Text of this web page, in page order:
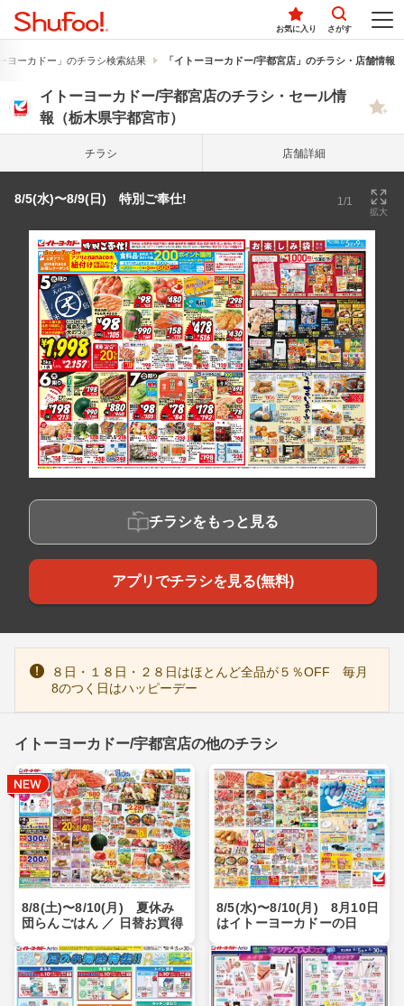
お気に入り さがす
ヨーカドー」のチラシ検索結果 「イトーヨーカドー/宇都宮店」のチラシ・店舗情報
イトーヨーカドー/宇都宮店のチラシ・セール情
報（栃木県宇都宮市）
チラシ 店舗詳細
8/5(水)〜8/9(日) 特別ご奉仕! 1/1
拡大
チラシをもっと見る
アプリでチラシを見る(無料)
８日・１８日・２８日はほとんど全品が５％OFF 毎月
8のつく日はハッピーデー
イトーヨーカドー/宇都宮店の他のチラシ
8/8(土)〜8/10(月) 夏休み
団らんごはん ／ 日替お買得
8/5(水)〜8/10(月) 8月10日
はイトーヨーカドーの日